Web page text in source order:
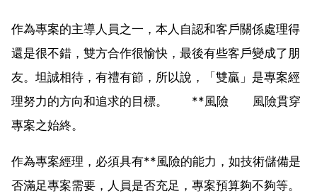
作為專案的主導人員之一，本人自認和客戶關係處理得
還是很不錯，雙方合作很愉快，最後有些客戶變成了朋
友。坦誠相待，有禮有節，所以說，「雙贏」是專案經
理努力的方向和追求的目標。 **風險 風險貫穿
專案之始終。
作為專案經理，必須具有**風險的能力，如技術儲備是
否滿足專案需要，人員是否充足，專案預算夠不夠等。